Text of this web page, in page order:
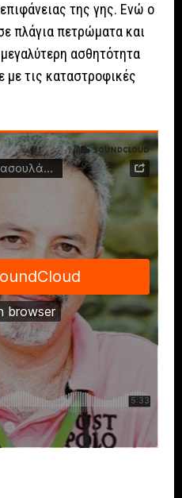
της γης. Ενώ ο
πλάγια πετρώματα και
ασθητότητα
με τις καταστροφικές